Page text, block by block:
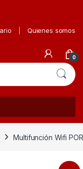
Quienes somos
0
Multifunción Wifi